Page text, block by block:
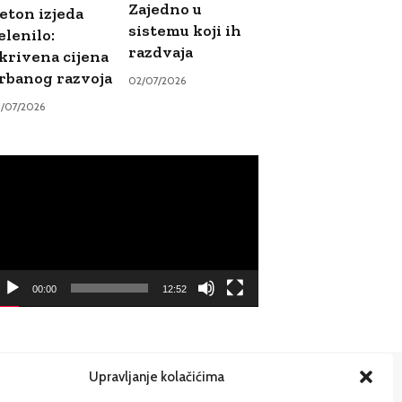
Upravljanje kolačićima
izjeda
cijena
razvoja
07/2026
Zajedno u
sistemu koji ih
razdvaja
02/07/2026
00:00 12:52